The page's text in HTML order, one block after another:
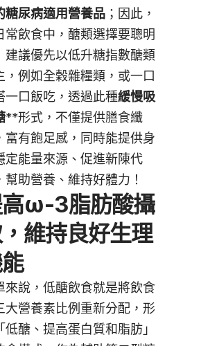
糖尿病適用營養品；因此，
常飲食中，醣類選擇要聰明
建議優先以低升糖指數醣類
，例如全榖雜糧類，或一口
一口飯吃，透過此種緩慢吸
**形式，不僅提供膳食纖
富有飽足感，同時能提供身
定能量來源、促進新陳代
幫助營養、維持好體力！
ω-3脂肪酸攝
維持良好生理
來說，低醣飲食就是將飲食
大營養素比例重新分配，形
低醣、提高蛋白質和脂肪」